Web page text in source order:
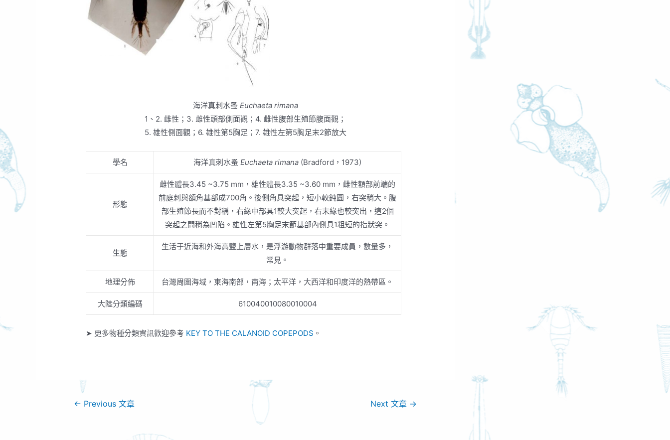
海洋真刺水蚤 Euchaeta rimana
1、2. 雌性；3. 雌性頭部側面觀；4. 雌性腹部生殖節腹面觀；
5. 雄性側面觀；6. 雄性第5胸足；7. 雄性左第5胸足末2節放大
學名 海洋真刺水蚤Euchaeta rimana (Bradford，1973)
形態
雌性體長3.45 ~3.75 mm，雄性體長3.35 ~3.60 mm，雌性額部前端的
前庭刺與額角基部成700角。後側角具突起，短小較鈍圓，右突稍大。腹
部生殖節長而不對稱，右緣中部具1較大突起，右末緣也較突出，這2個
突起之問稍為凹陷。雄性左第5胸足末節基部內側具1粗短的指狀突。
生態
生活于近海和外海高盬上層水，是浮游動物群落中重要成員，數量多，
常見。
地理分佈 台灣周圍海域，東海南部，南海；太平洋，大西洋和印度洋的熱帶區。
大陸分類編碼 610040010080010004
➤ 更多物種分類資訊歡迎參考 KEY TO THE CALANOID COPEPODS 。
← Previous 文章 Next 文章 →